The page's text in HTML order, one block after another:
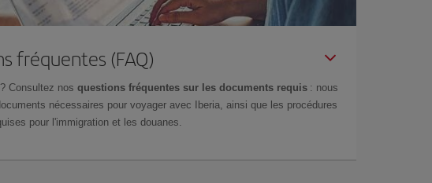
fréquentes (FAQ)
Consultez nos questions fréquentes sur les documents requis : nous
nécessaires pour voyager avec Iberia, ainsi que les procédures
pour l'immigration et les douanes.